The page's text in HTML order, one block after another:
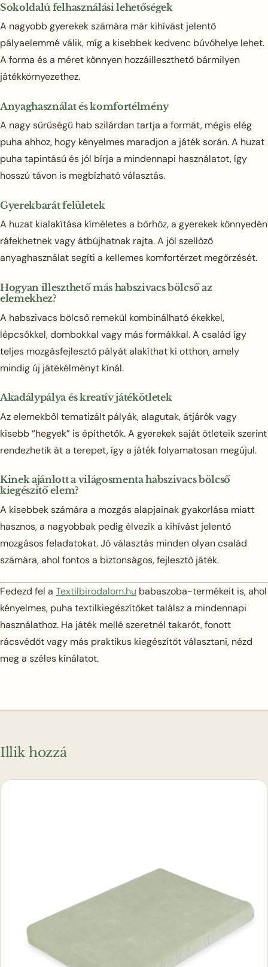
Sokoldalú felhasználási lehetőségek
A nagyobb gyerekek számára már kihívást jelentő
pályaelemmé válik, míg a kisebbek kedvenc búvóhelye lehet.
A forma és a méret könnyen hozzáilleszthető bármilyen
játékkörnyezethez.
Anyaghasználat és komfortélmény
A nagy sűrűségű hab szilárdan tartja a formát, mégis elég
puha ahhoz, hogy kényelmes maradjon a játék során. A huzat
puha tapintású és jól bírja a mindennapi használatot, így
hosszú távon is megbízható választás.
Gyerekbarát felületek
A huzat kialakítása kíméletes a bőrhöz, a gyerekek könnyedén
ráfekhetnek vagy átbújhatnak rajta. A jól szellőző
anyaghasználat segíti a kellemes komfortérzet megőrzését.
Hogyan illeszthető más habszivacs bölcső az
elemekhez?
A habszivacs bölcső remekül kombinálható ékekkel,
lépcsőkkel, dombokkal vagy más formákkal. A család így
teljes mozgásfejlesztő pályát alakíthat ki otthon, amely
mindig új játékélményt kínál.
Akadálypálya és kreatív játékötletek
Az elemekből tematizált pályák, alagutak, átjárók vagy
kisebb “hegyek” is építhetők. A gyerekek saját ötleteik szerint
rendezhetik át a terepet, így a játék folyamatosan megújul.
Kinek ajánlott a világosmenta habszivacs bölcső
kiegészítő elem?
A kisebbek számára a mozgás alapjainak gyakorlása miatt
hasznos, a nagyobbak pedig élvezik a kihívást jelentő
mozgásos feladatokat. Jó választás minden olyan család
számára, ahol fontos a biztonságos, fejlesztő játék.
Fedezd fel a Textilbirodalom.hu babaszoba-termékeit is, ahol
kényelmes, puha textilkiegészítőket találsz a mindennapi
használathoz. Ha játék mellé szeretnél takarót, fonott
rácsvédőt vagy más praktikus kiegészítőt választani, nézd
meg a széles kínálatot.
Illik hozzá